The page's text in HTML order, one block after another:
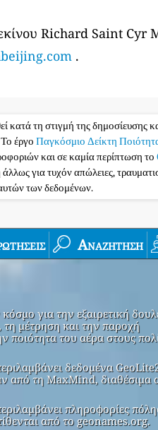
Richard Saint Cyr
.
κατά τη στιγμή της δημοσίευσης
έργο Παγκόσμιο Δείκτη
και σε καμία περίπτωση το
για τυχόν απώλειες,
των δεδομένων.
Αναζήτηση
για την εξαιρετική
τη μέτρηση και την παροχή
ποιότητα του αέρα στους
δεδομένα
από τη MaxMind, διαθέσιμα
πληροφορίες
από το geonames.org.